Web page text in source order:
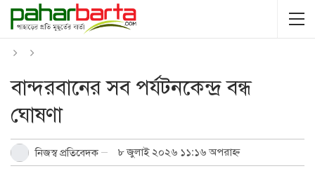
বান্দরবানের সব পর্যটনকেন্দ্র বন্ধ
ঘোষণা
নিজস্ব প্রতিবেদক ৮ জুলাই ২০২৬ ১১:১৬ অপরাহ্ন